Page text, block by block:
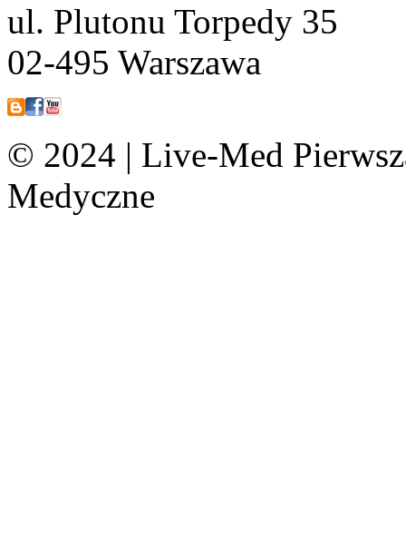
ul. Plutonu Torpedy 35
02-495 Warszawa
© 2024 | Live-Med
Medyczne